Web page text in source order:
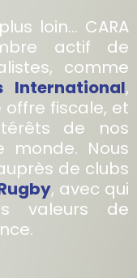
loin… CARA
actif de
comme
International,
fiscale, et
de nos
monde. Nous
de clubs
, avec qui
valeurs de